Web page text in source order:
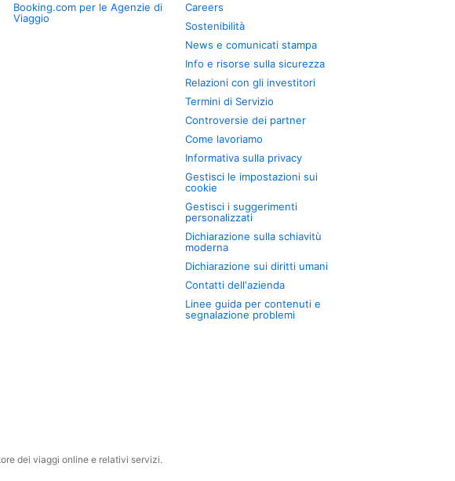
Booking.com per le Agenzie di
Viaggio
Careers
Sostenibilità
News e comunicati stampa
Info e risorse sulla sicurezza
Relazioni con gli investitori
Termini di Servizio
Controversie dei partner
Come lavoriamo
Informativa sulla privacy
Gestisci le impostazioni sui
cookie
Gestisci i suggerimenti
personalizzati
Dichiarazione sulla schiavitù
moderna
Dichiarazione sui diritti umani
Contatti dell'azienda
Linee guida per contenuti e
segnalazione problemi
dei viaggi online e relativi servizi.